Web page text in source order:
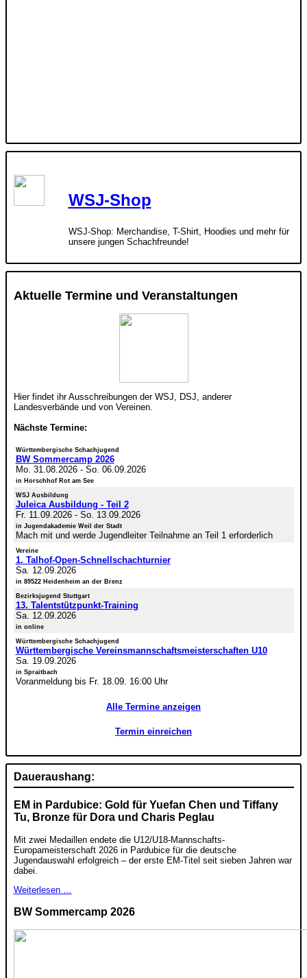
WSJ-Shop
WSJ-Shop: Merchandise, T-Shirt, Hoodies und mehr für
unsere jungen Schachfreunde!
Aktuelle Termine und Veranstaltungen
Hier findet ihr Ausschreibungen der WSJ, DSJ, anderer
Landesverbände und von Vereinen.
Nächste Termine:
Württembergische Schachjugend
BW Sommercamp 2026
Mo. 31.08.2026- So. 06.09.2026
in Horschhof Rot am See
WSJ Ausbildung
Juleica Ausbildung - Teil 2
Fr. 11.09.2026- So. 13.09.2026
in Jugendakademie Weil der Stadt
Mach mit und werde Jugendleiter Teilnahme an Teil 1 erforderlich
Vereine
1. Talhof-Open-Schnellschachturnier
Sa. 12.09.2026
in 89522 Heidenheim an der Brenz
Bezirksjugend Stuttgart
13. Talentstützpunkt-Training
Sa. 12.09.2026
in online
Württembergische Schachjugend
Württembergische Vereinsmannschaftsmeisterschaften U10
Sa. 19.09.2026
in Spraitbach
Voranmeldung bis Fr. 18.09. 16:00 Uhr
Alle Termine anzeigen
Termin einreichen
Daueraushang:
EM in Pardubice: Gold für Yuefan Chen und Tiffany
Tu, Bronze für Dora und Charis Peglau
Mit zwei Medaillen endete die U12/U18-Mannschafts-
Europameisterschaft 2026 in Pardubice für die deutsche
Jugendauswahl erfolgreich – der erste EM-Titel seit sieben Jahren war
dabei.
Weiterlesen …
BW Sommercamp 2026